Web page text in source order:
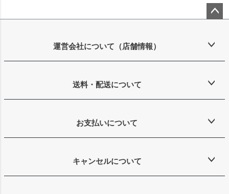
ップ
運営会社について（店舗情報）
送料・配送について
お支払いについて
キャンセルについて